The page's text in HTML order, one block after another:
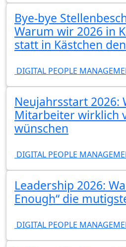
Bye-bye
Warum wir 2026 in
statt in Kästchen
DIGITAL PEOPLE
Neujahrsstart 2026:
Mitarbeiter wirklich
wünschen
DIGITAL PEOPLE
Leadership 2026:
Enough“ die
DIGITAL PEOPLE